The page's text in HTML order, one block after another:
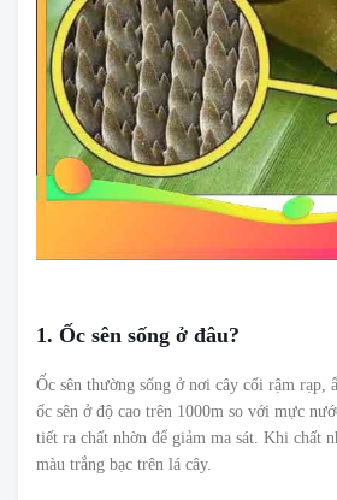
1. Ốc sên sống ở đâu?
Ốc sên thường sống ở nơi cây cối rậm rạp,
ốc sên ở độ cao trên 1000m so với mực
tiết ra chất nhờn để giảm ma sát. Khi chất
màu trắng bạc trên lá cây.